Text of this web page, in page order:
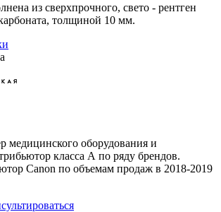
из сверхпрочного, свето - рентген
толщиной 10 мм.
медицинского оборудования и
класса А по ряду брендов.
Canon по объемам продаж в 2018-2019